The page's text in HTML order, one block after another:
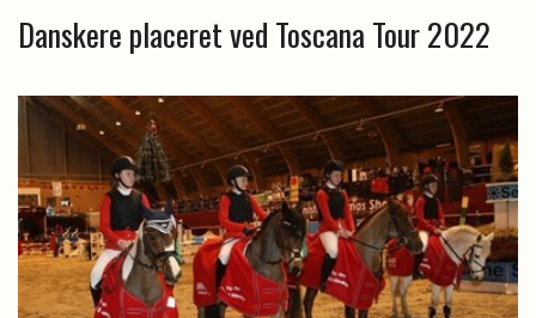
Danskere placeret ved Toscana Tour 2022